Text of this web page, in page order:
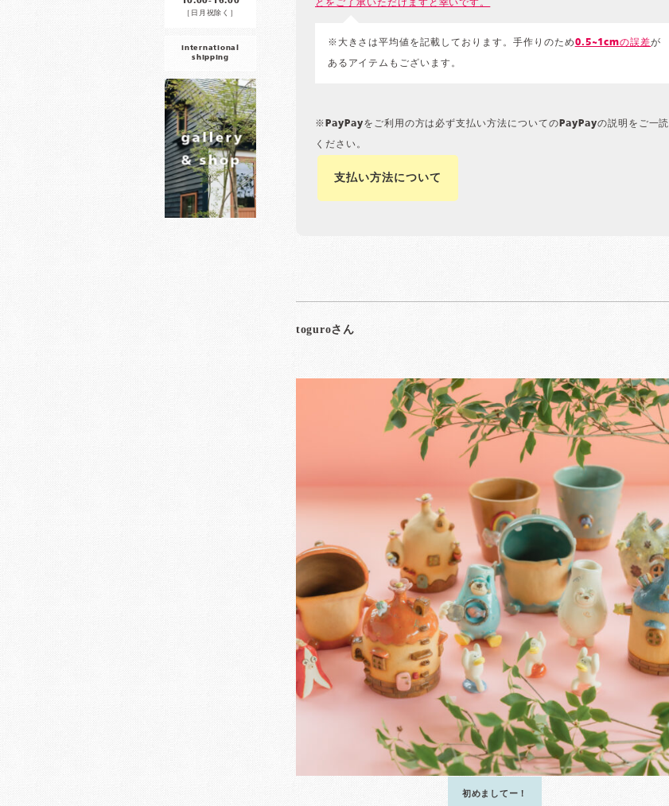
［日月祝除く］
international
shipping
とをご了承いただけますと幸いです。
※大きさは平均値を記載しております。手作りのため0.5~1cmの誤差が
あるアイテムもございます。
※PayPayをご利用の方は必ず支払い方法についてのPayPayの説明をご一読
ください。
支払い方法について